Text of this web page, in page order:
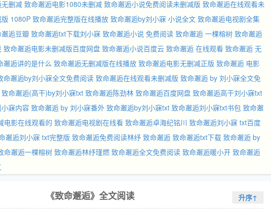
删减 致命邂逅电影1080未删减 致命邂逅小说免费阅读未删减版 致命邂逅在线观看未
1080P 致命邂逅完整版在线播放 致命邂逅by刘小寐 小说全文 致命邂逅电视剧全集
逅豆瓣 致命邂逅txt下载刘小寐 致命邂逅小说 免费阅读 致命邂逅 一棵榕树 致命邂逅
致命邂逅电影未删减版百度网盘 致命邂逅小说百度云 致命邂逅 在线观看 致命邂逅 无
邂逅讲的是什么 致命邂逅无删减版在线播放 致命邂逅电影无删减正版 致命邂逅 电影
命邂逅by刘小寐全文免费阅读 致命邂逅在线观看未删减版 致命邂逅 by 刘小寐全文免
致命邂逅(高干)by刘小寐txt 致命邂逅陈劲林 致命邂逅百度网盘 致命邂逅高干刘小寐txt
寐内容 致命邂逅 by 刘小寐番外 致命邂逅by刘小寐txt 致命邂逅刘小寐txt书包 致命邂
电影在线观看的 致命邂逅电视剧在线看 致命邂逅卓海纪铭川 致命邂逅刘小寐 txt百度
邂逅刘小寐 txt完整版 致命邂逅免费阅读林纾 致命邂逅 致命邂逅txt下载 致命邂逅 by
命邂逅一棵榕树 致命邂逅林纾瑾燃 致命邂逅全文免费阅读 致命邂逅暖小开 致命邂逅
《致命邂逅》全文阅读 升序↑